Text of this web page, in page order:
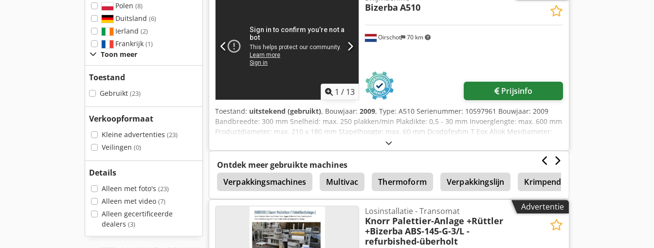
Polen (8)
Duitsland (6)
Ierland (2)
Frankrijk (1)
Toon meer
Toestand
Gebruikt (23)
Verkoopformaat
Kleine advertenties (23)
Veilingen (0)
Details
Alleen met foto's (23)
Alleen met video (7)
Alleen gecertificeerde
dealers (3)
1 / 13
Oirschot 70 km
Bizerba A510
Prijsinfo
Toestand: uitstekend (gebruikt), Bouwjaar: 2009, Type: A510 Serienummer: 10597961 Bouwjaar: 2009
Bandbreedte: 300 mm Snelheid: max. 250 plakken/min Plakdikte: 0,5 - 30 mm Invoerglengte: max. 600 mm
Productdiameter: max. 210 x 180 mm Stapelhoogte: max. 60 mm Dcodpfeyhm T Eox Aliok Mesdiameter:
420 mm Vermogen: 3 x 400 V, 50 Hz, 2,3 kW Afmetingen: 2350 x 800 x 1850 mm Gewicht: 420 kg
Ontdek meer gebruikte machines
Verpakkingsmachines
Multivac Thermoform Verpakkingslijn Krimpende Verpakkingsmachine
Advertentie
Losinstallatie - Transomat
Knorr Palettier-Anlage +Rüttler
+Bizerba ABS-145-G-3/L -
refurbished-überholt